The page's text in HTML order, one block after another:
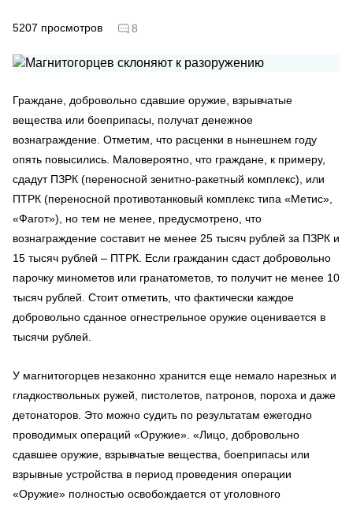
5207 просмотров 8
Граждане, добровольно сдавшие оружие, взрывчатые
вещества или боеприпасы, получат денежное
вознаграждение. Отметим, что расценки в нынешнем году
опять повысились. Маловероятно, что граждане, к примеру,
сдадут ПЗРК (переносной зенитно-ракетный комплекс), или
ПТРК (переносной противотанковый комплекс типа «Метис»,
«Фагот»), но тем не менее, предусмотрено, что
вознаграждение составит не менее 25 тысяч рублей за ПЗРК и
15 тысяч рублей – ПТРК. Если гражданин сдаст добровольно
парочку минометов или гранатометов, то получит не менее 10
тысяч рублей. Стоит отметить, что фактически каждое
добровольно сданное огнестрельное оружие оценивается в
тысячи рублей.
У магнитогорцев незаконно хранится еще немало нарезных и
гладкоствольных ружей, пистолетов, патронов, пороха и даже
детонаторов. Это можно судить по результатам ежегодно
проводимых операций «Оружие». «Лицо, добровольно
сдавшее оружие, взрывчатые вещества, боеприпасы или
взрывные устройства в период проведения операции
«Оружие» полностью освобождается от уголовного